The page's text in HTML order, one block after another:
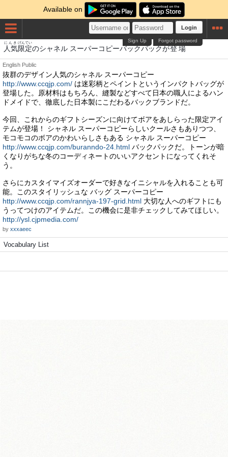
Available on
Login
Forgot password
Sign Up
人気
にんき
限定
げんてい
のシャネル スーパーコピーバックパックが登場
とうじょう
English Public
抜群のデザイン人気のシャネル スーパーコピー
http://www.ccqjp.com/ は迷彩柄とペイントというインパクトバッグが
登場した。原材料はもちろん、縫製などすべて日本の職人によるハン
ドメイドで、徹底した日本製にこだわるバックブランドだ。
今回、これからのギフトシーズンに向けてボアをあしらった限定アイ
テムが登場！ シャネル スーパーコピーらしいクールさもありつつ、
モコモコのボアのかわいらしさもある シャネル スーパーコピー
http://www.ccqjp.com/buranndo-24.html バックパックだ。トーンが暗
くなりがちな冬のコーディネートのいいアクセントになってくれそ
う。
さらにカスタイマイズオーダーで好きなイニシャルを入れることも可
能。このスタイリッシュな バッグ スーパーコピー
http://www.ccqjp.com/rannjya-197-grid.html 大切な人へのギフトにも
うってつけのアイテムだ。この機会に是非チェックしてみてほしい。
http://ysl.cjpmedia.com/
by xxxaeec
Vocabulary List